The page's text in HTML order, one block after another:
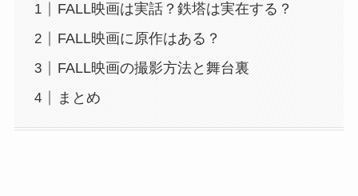
FALL映画は実話？鉄塔は実在する？
FALL映画に原作はある？
FALL映画の撮影方法と舞台裏
まとめ